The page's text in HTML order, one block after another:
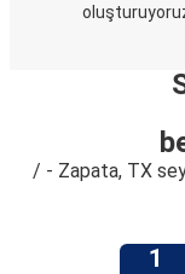
/ - Zapata, TX
1